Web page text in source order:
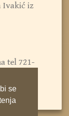
se
Ivakić iz
tel 721-